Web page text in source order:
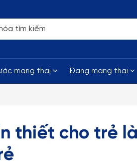
mang thai Đang mang thai
thiết cho trẻ